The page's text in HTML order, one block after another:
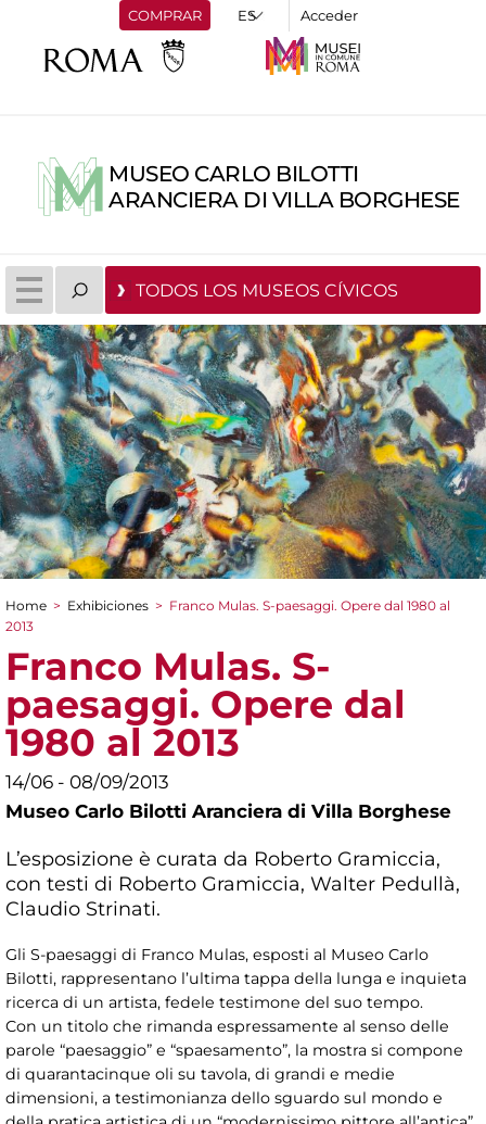
COMPRAR Acceder
MUSEO CARLO BILOTTI
ARANCIERA DI VILLA BORGHESE
TODOS LOS MUSEOS CÍVICOS
You are here
Home > Exhibiciones > Franco Mulas. S-paesaggi. Opere dal 1980 al
2013
Franco Mulas. S-
paesaggi. Opere dal
1980 al 2013
14/06 - 08/09/2013
Museo Carlo Bilotti Aranciera di Villa Borghese
L’esposizione è curata da Roberto Gramiccia,
con testi di Roberto Gramiccia, Walter Pedullà,
Claudio Strinati.
Gli S-paesaggi di Franco Mulas, esposti al Museo Carlo
Bilotti, rappresentano l’ultima tappa della lunga e inquieta
ricerca di un artista, fedele testimone del suo tempo.
Con un titolo che rimanda espressamente al senso delle
parole “paesaggio” e “spaesamento”, la mostra si compone
di quarantacinque oli su tavola, di grandi e medie
dimensioni, a testimonianza dello sguardo sul mondo e